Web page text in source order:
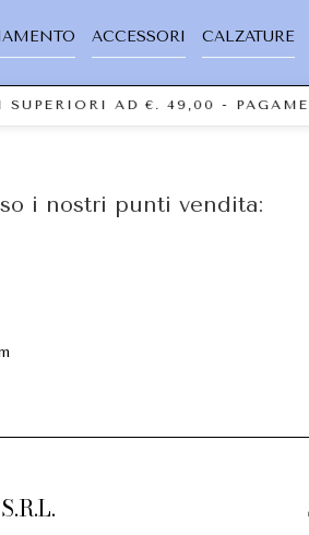
ACCESSORI CALZATURE
AD €. 49,00 -
i nostri punti vendita: